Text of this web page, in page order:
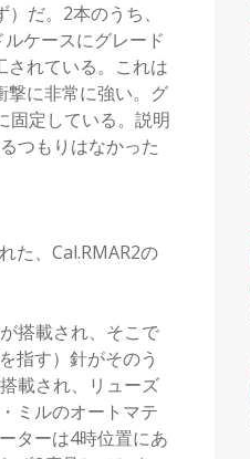
だ。2本のうち、
ケースにグレード
されている。これは
撃に非常に強い。グ
固定している。説明
つもりはなかった
た、Cal.RMAR2の
搭載され、そこで
指す）針がそのう
載され、リューズ
ミルのオートマテ
ターは4時位置にあ